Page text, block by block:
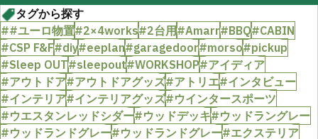
タグから探す
##ユーロ物置#2×4works#2台用#Amarr#BBQ#CABIN
#CSP F&F#diy#eeplan#garagedoor#morso#pickup
#Sleep OUT#sleepout#WORKSHOP#アイディア
#アウトドア#アウトドアグッズ#アトリエ#インタビュー
#インテリア#インテリアグッズ#ウインタースポーツ
#ウエスタンレッドシダー#ウッドデッキ#ウッドラングレー
#ウッドランドグレー#ウッドランドグレー#エクステリア